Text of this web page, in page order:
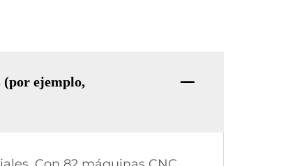
(por ejemplo,